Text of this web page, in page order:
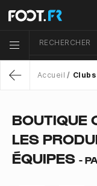
Menu list icon
RECHERCHER
Accueil Clubs
BOUTIQUE
LES
ÉQUIPES -